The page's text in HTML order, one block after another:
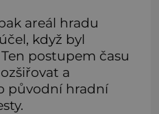
areál hradu
když byl
postupem času
a
původní hradní